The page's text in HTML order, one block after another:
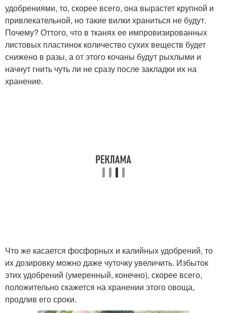
удобрениями, то, скорее всего, она вырастет крупной и
привлекательной, но такие вилки храниться не будут.
Почему? Оттого, что в тканях ее импровизированных
листовых пластинок количество сухих веществ будет
снижено в разы, а от этого кочаны будут рыхлыми и
начнут гнить чуть ли не сразу после закладки их на
хранение.
Что же касается фосфорных и калийных удобрений, то
их дозировку можно даже чуточку увеличить. Избыток
этих удобрений (умеренный, конечно), скорее всего,
положительно скажется на хранении этого овоща,
продлив его сроки.